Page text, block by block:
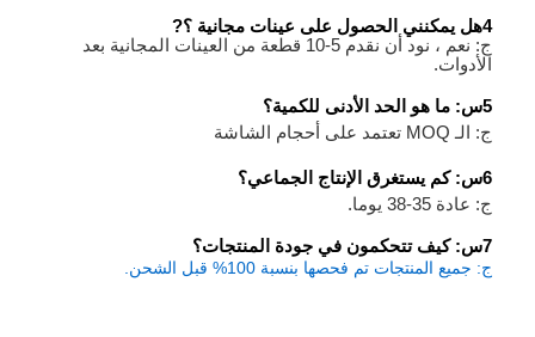
4هل يمكنني الحصول على عينات مجانية ؟
?
ج: نعم ، نود أن نقدم 5-10 قطعة من العينات المجانية بعد
الأدوات.
5س: ما هو الحد الأدنى للكمية؟
ج: الـ MOQ تعتمد على أحجام الشاشة
6س: كم يستغرق الإنتاج الجماعي؟
ج: عادة 35-38 يوما.
7س: كيف تتحكمون في جودة المنتجات؟
ج: جميع المنتجات تم فحصها بنسبة 100% قبل الشحن.